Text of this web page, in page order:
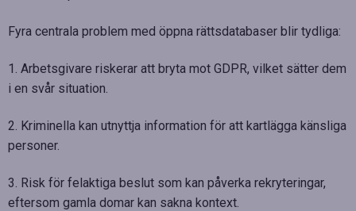
Fyra centrala problem med öppna rättsdatabaser blir tydliga:
1. Arbetsgivare riskerar att bryta mot GDPR, vilket sätter dem
i en svår situation.
2. Kriminella kan utnyttja information för att kartlägga känsliga
personer.
3. Risk för felaktiga beslut som kan påverka rekryteringar,
eftersom gamla domar kan sakna kontext.